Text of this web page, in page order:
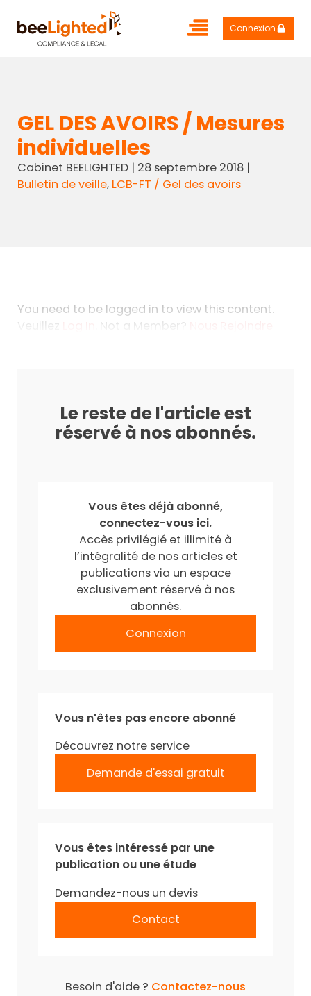
Connexion
GEL DES AVOIRS / Mesures
individuelles
Cabinet BEELIGHTED| 28 septembre 2018|
Bulletin de veille, LCB-FT / Gel des avoirs
You need to be logged in to view this content.
Veuillez
. Not a Member?
Le reste de l'article est
réservé à nos abonnés.
Vous êtes déjà abonné,
connectez-vous ici.
Accès privilégié et illimité à
l’intégralité de nos articles et
publications via un espace
exclusivement réservé à nos
abonnés.
Connexion
Vous n'êtes pas encore abonné
Découvrez notre service
Demande d'essai gratuit
Vous êtes intéressé par une
publication ou une étude
Demandez-nous un devis
Contact
Besoin d'aide ? Contactez-nous